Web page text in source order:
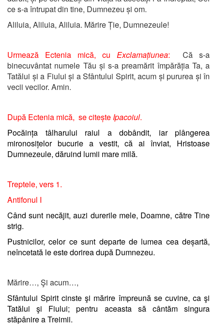
ce s-a întrupat din tine, Dumnezeu și om.
Aliluia, Aliluia, Aliluia. Mărire Ție, Dumnezeule!
Urmează Ectenia mică, cu Exclamațiunea: Că s-a
binecuvântat numele Tău și s-a preamărit împărăția Ta, a
Tatălui și a Fiului și a Sfântului Spirit, acum și pururea și în
vecii vecilor. Amin.
După Ectenia mică, se citește Ipacoiul.
Pocăința tâlharului raiul a dobândit, iar plângerea
mironosițelor bucurie a vestit, că ai înviat, Hristoase
Dumnezeule, dăruind lumii mare milă.
Treptele, vers 1.
Antifonul I
Când sunt necăjit, auzi durerile mele, Doamne, către Tine
strig.
Pustnicilor, celor ce sunt departe de lumea cea deșartă,
neîncetată le este dorirea după Dumnezeu.
Mărire…, Şi acum…,
Sfântului Spirit cinste şi mărire împreună se cuvine, ca şi
Tatălui şi Fiului; pentru aceasta să cântăm singura
stăpânire a Treimii.